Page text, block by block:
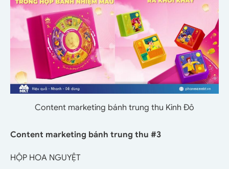
Content marketing bánh trung thu Kinh Đô
Content marketing bánh trung thu #3
HỘP HOA NGUYỆT